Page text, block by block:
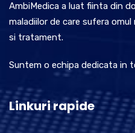
AmbiMedica a luat fiinta din
maladiilor de care sufera
si tratament.
Suntem o echipa dedicata in
Linkuri rapide